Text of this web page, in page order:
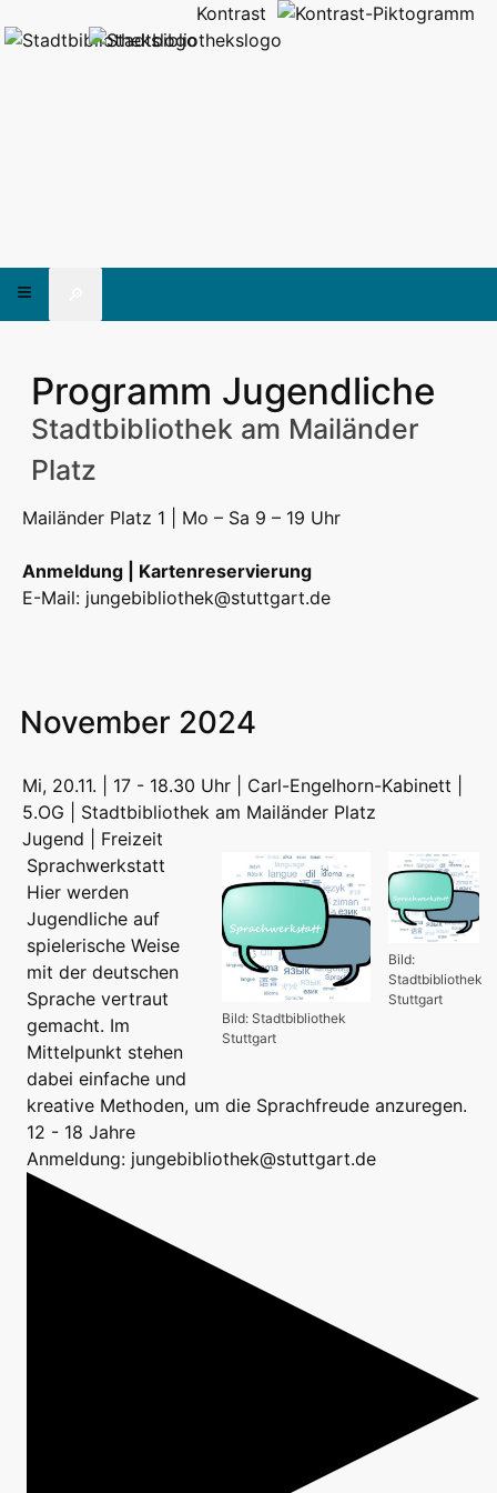
Kontrast
Programm Jugendliche
Stadtbibliothek am Mailänder
Platz
Mailänder Platz 1 | Mo – Sa 9 – 19 Uhr
Anmeldung | Kartenreservierung
E-Mail: jungebibliothek@stuttgart.de
November 2024
Mi, 20.11. | 17 - 18.30 Uhr | Carl-Engelhorn-Kabinett |
5.OG | Stadtbibliothek am Mailänder Platz
Jugend | Freizeit
Bild:
Stadtbibliothek
Stuttgart
Bild: Stadtbibliothek
Stuttgart
Sprachwerkstatt
Hier werden
Jugendliche auf
spielerische Weise
mit der deutschen
Sprache vertraut
gemacht. Im
Mittelpunkt stehen
dabei einfache und
kreative Methoden, um die Sprachfreude anzuregen.
12 - 18 Jahre
Anmeldung: jungebibliothek@stuttgart.de